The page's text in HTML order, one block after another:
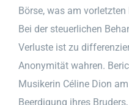
Börse, was am
Bei der steuerlichen
Verluste ist zu
Anonymität wahren.
Musikerin Céline Dion
Beerdigung ihres